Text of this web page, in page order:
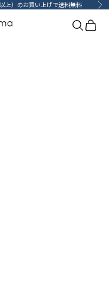
上）のお買い上げで送料無料 次
検索を開
カー